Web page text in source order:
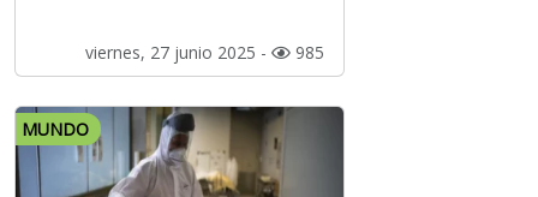
viernes, 27 junio 2025 - 985
MUNDO